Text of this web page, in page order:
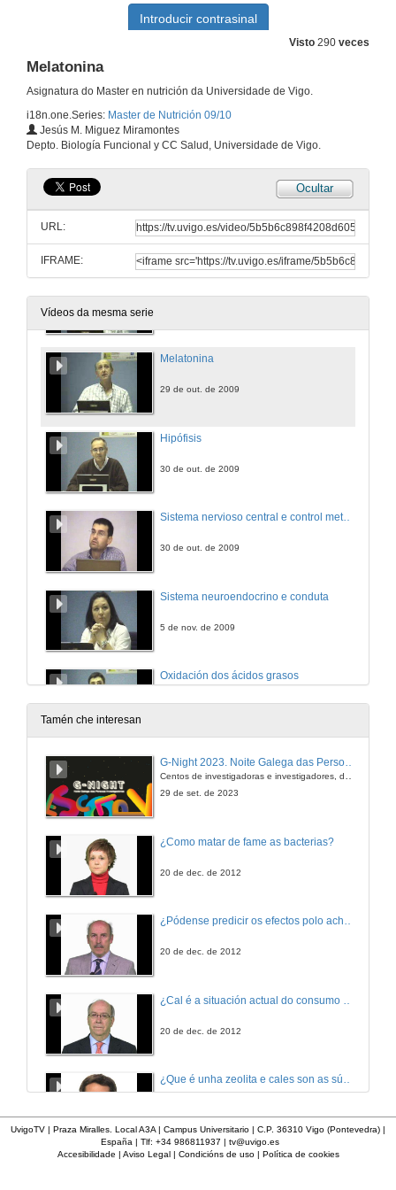
Visto 290 veces
Melatonina
Asignatura do Master en nutrición da Universidade de Vigo.
i18n.one.Series: Master de Nutrición 09/10
Jesús M. Miguez Miramontes
Depto. Biología Funcional y CC Salud, Universidade de Vigo.
Ocultar
URL:
IFRAME:
Vídeos da mesma serie
Eixo hipotalámo-hipófiso-gonadal
Fosfo-calcio-magnesio
23 de out. de 2009
Ritmos biolóxicos e melatonina
23 de out. de 2009
Ritmos biolóxicos e melatonina
Melatonina
29 de out. de 2009
Hipófisis
30 de out. de 2009
Sistema nervioso central e control metabolico
30 de out. de 2009
Sistema neuroendocrino e conduta
5 de nov. de 2009
Oxidación dos ácidos grasos
5 de nov. de 2009
Biosíntesis de glúcidos
Biosíntesis de lípidos
Integración do metabolismo
Fisioloxía e patoloxía tiroidea
Tamén che interesan
G-Night 2023. Noite Galega das Persoas Investigadoras. Conciencias creativas
29 de set. de 2023
¿Como matar de fame as bacterias?
20 de dec. de 2012
¿Pódense predicir os efectos polo achegamento á Terra dos asteroides?
20 de dec. de 2012
20 de dec. de 2012
¿Que é unha zeolita e cales son as súas aplicacións?
¿Que é un páncreas artificial?
UvigoTV | Praza Miralles. Local A3A | Campus Universitario | C.P. 36310 Vigo (Pontevedra) |
España | Tlf: +34 986811937 | tv@uvigo.es
Accesibilidade | Aviso Legal| Condicións de uso| Política de cookies